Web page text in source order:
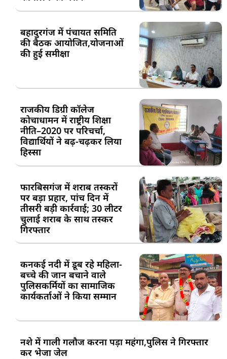
बहादुरगंज में पंचायत समिति
की बैठक आयोजित,योजनाओं
की हुई समीक्षा
राजकीय डिग्री कॉलेज
कोचाधामन में राष्ट्रीय शिक्षा
नीति–2020 पर परिचर्चा,
विद्यार्थियों ने बढ़-चढ़कर लिया
हिस्सा
फारबिसगंज में शराब तस्करों
पर बड़ा प्रहार, पांच दिन में
तीसरी बड़ी कार्रवाई; 30 लीटर
चुलाई शराब के साथ तस्कर
गिरफ्तार
कनकई नदी में डूब रहे महिला-
बच्चे की जान बचाने वाले
पुलिसकर्मियों का सामाजिक
कार्यकर्ताओं ने किया सम्मान
नशे में गाली गलौज करना पड़ा महंगा,पुलिस ने गिरफ्तार
कर भेजा जेल